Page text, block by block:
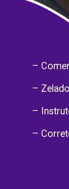
–
–
–
–